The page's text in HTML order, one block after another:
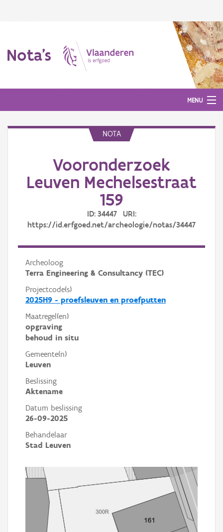
Nota's
MENU
NOTA
Vooronderzoek
Leuven Mechelsestraat
159
ID: 34447 URI:
https://id.erfgoed.net/archeologie/notas/34447
Archeoloog
Terra Engineering & Consultancy (TEC)
Projectcode(s)
2025H9 - proefsleuven en proefputten
Maatregel(en)
opgraving
behoud in situ
Gemeente(n)
Leuven
Beslissing
Aktename
Datum beslissing
26-09-2025
Behandelaar
Stad Leuven